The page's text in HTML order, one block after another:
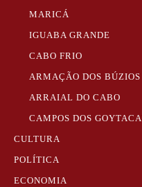
MARICÁ
IGUABA GRANDE
CABO FRIO
ARMAÇÃO DOS BÚZIOS
ARRAIAL DO CABO
CAMPOS DOS
CULTURA
POLÍTICA
ECONOMIA